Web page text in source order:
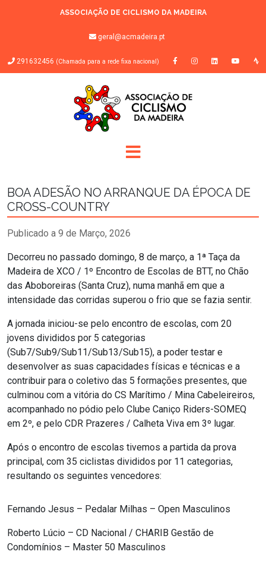
ASSOCIAÇÃO DE CICLISMO DA MADEIRA
geral@acmadeira.pt
291632456 (Chamada para a rede fixa nacional)
BOA ADESÃO NO ARRANQUE DA ÉPOCA DE
CROSS-COUNTRY
Publicado a 9 de Março, 2026
Decorreu no passado domingo, 8 de março, a 1ª Taça da
Madeira de XCO / 1º Encontro de Escolas de BTT, no Chão
das Aboboreiras (Santa Cruz), numa manhã em que a
intensidade das corridas superou o frio que se fazia sentir.
A jornada iniciou-se pelo encontro de escolas, com 20
jovens divididos por 5 categorias
(Sub7/Sub9/Sub11/Sub13/Sub15), a poder testar e
desenvolver as suas capacidades físicas e técnicas e a
contribuir para o coletivo das 5 formações presentes, que
culminou com a vitória do CS Marítimo / Mina Cabeleireiros,
acompanhado no pódio pelo Clube Caniço Riders-SOMEQ
em 2º, e pelo CDR Prazeres / Calheta Viva em 3º lugar.
Após o encontro de escolas tivemos a partida da prova
principal, com 35 ciclistas divididos por 11 categorias,
resultando os seguintes vencedores:
Fernando Jesus – Pedalar Milhas – Open Masculinos
Roberto Lúcio – CD Nacional / CHARIB Gestão de
Condomínios – Master 50 Masculinos